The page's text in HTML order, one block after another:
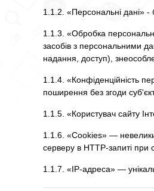
1.1.2. «Персональні дані» -
1.1.3. «Обробка
засобів з персональними
надання, доступ),
1.1.4. «Конфіденційність
поширення без згоди
1.1.5. «Користувач сайту
1.1.6. «Cookies» —
серверу в HTTP-запиті при
1.1.7. «IP-адреса» —